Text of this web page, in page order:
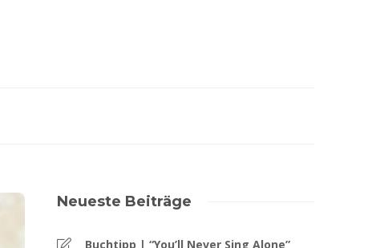
Neueste Beiträge
Buchtipp | “You’ll Never Sing Alone”